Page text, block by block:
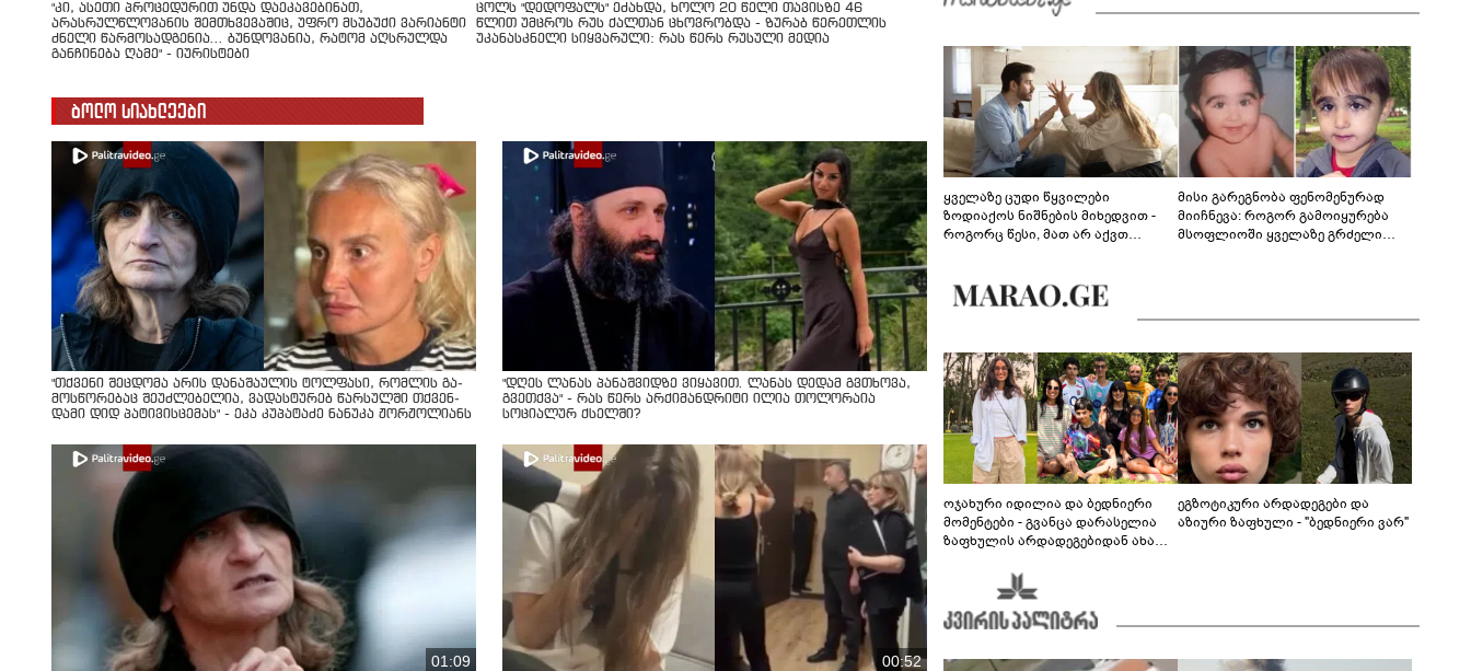
"კი, ასეთი პროცედურით უნდა დაეკავებინათ,
არასრულწლოვანის შემთხვევაშიც, უფრო მსუბუქი ვარიანტი
ძნელი წარმოსადგენია... ბუნდოვანია, რატომ აღსრულდა
განჩინება ღამე" - იურისტები
ცოლს "დედოფალს" ეძახდა, ხოლო 20 წელი თავისზე 46
წლით უმცროს რუს ქალთან ცხოვრობდა - ზურაბ წერეთლის
უკანასკნელი სიყვარული: რას წერს რუსული მედია
ბოლო სიახლეები
"თქვენი შეცდომა არის დანაშაულის ტოლფასი, რომ­ლის გა­
მოს­წო­რე­ბაც შე­უძ­ლე­ბე­ლია, ვა­დას­ტუ­რებ წარ­სულ­ში თქვენ­
და­მი დიდ პა­ტი­ვის­ცე­მას" - ეკა კუპატაძე ნანუკა ჟორჟოლიანს
"დღეს ლანას პანაშვიდზე ვიყავით. ლანას დედამ გვთხოვა,
გვეთქვა" - რას წერს არქიმანდრიტი ილია თოლორაია
სოციალურ ქსელში?
01:09 00:52
ყველაზე ცუდი წყვილები
ზოდიაქოს ნიშნების მიხედვით -
როგორც წესი, მათ არ აქვთ
მისი გარეგნობა ფენომენურად
მიიჩნევა: როგორ გამოიყურება
მსოფლიოში ყველაზე გრძელი
ოჯახური იდილია და ბედნიერი
მომენტები - გვანცა დარასელია
ზაფხულის არდადეგებიდან ახალ
ეგზოტიკური არდადეგები და
აზიური ზაფხული - "ბედნიერი ვარ"